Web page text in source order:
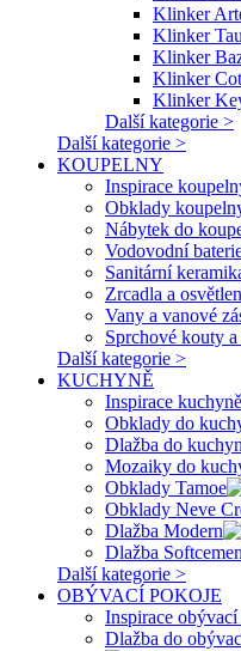
Klinker
Klinker
Klinker
Klinker
Klinker
Další kategorie >
Další kategorie >
KOUPELNY
Inspirace
Obklady
Nábytek do
Vodovodní
Sanitární
Zrcadla a
Vany a vanové
Sprchové kouty
Další kategorie >
KUCHYNĚ
Inspirace kuchyně
Obklady do
Dlažba do
Mozaiky do
Obklady Tamoe
Obklady Neve
Dlažba Modern
Dlažba
Další kategorie >
OBÝVACÍ POKOJE
Inspirace
Dlažba do